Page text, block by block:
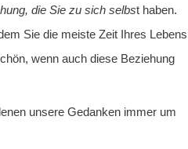
die Sie zu sich selbst haben.
Sie die meiste Zeit Ihres Lebens
wenn auch diese Beziehung
unsere Gedanken immer um